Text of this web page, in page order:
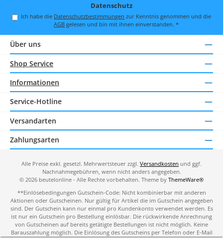
Datenschutz
Ich habe die Datenschutzbestimmungen
AGB gelesen und bin mit ihnen einverstanden.*
Über uns
Shop Service
Informationen
Service-Hotline
Versandarten
Zahlungsarten
Alle Preise exkl. gesetzl. Mehrwertsteuer zzgl. Versandkosten und ggf.
Nachnahmegebühren, wenn nicht anders angegeben.
© 2026 beutelonline - Alle Rechte vorbehalten. Theme by ThemeWare®
**Einlösebedingungen Gutschein-Code: Nicht kombinierbar mit anderen
Aktionen oder Gutscheinen. Nur gültig für Artikel die im Gutschein angegeben
sind. Der Gutschein kann nur einmal pro Kundenkonto verwendet werden. Es
ist nur ein Gutschein pro Bestellung einlösbar. Die rückwirkende Anrechnung
von Gutscheinen auf bereits getätigte Bestellungen ist nicht möglich. Keine
Barauszahlung möglich. Die Einlösung des Gutscheins per Telefon oder E-Mail